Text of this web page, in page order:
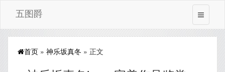
五图爵
首页 » 神乐坂真冬 » 正文